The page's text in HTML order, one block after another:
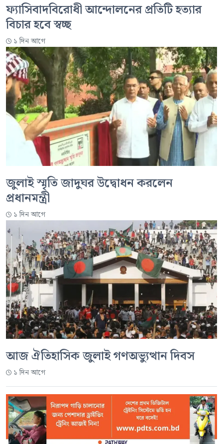
ফ্যাসিবাদবিরোধী আন্দোলনের প্রতিটি হত্যার
বিচার হবে স্বচ্ছ
১ দিন আগে
জুলাই স্মৃতি জাদুঘর উদ্বোধন করলেন
প্রধানমন্ত্রী
১ দিন আগে
আজ ঐতিহাসিক জুলাই গণঅভ্যুত্থান দিবস
১ দিন আগে